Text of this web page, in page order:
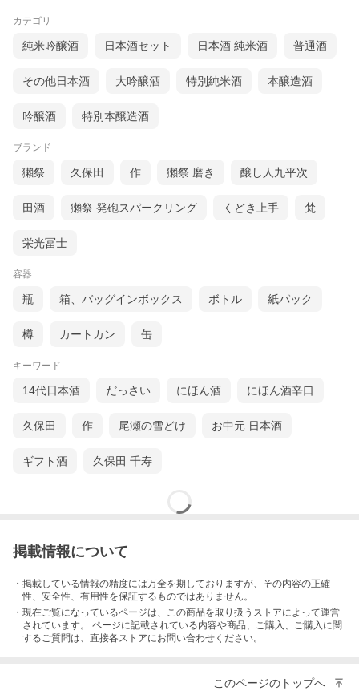
カテゴリ
純米吟醸酒 日本酒セット 日本酒 純米酒 普通酒
その他日本酒 大吟醸酒 特別純米酒 本醸造酒
吟醸酒 特別本醸造酒
ブランド
獺祭 久保田 作 獺祭 磨き 醸し人九平次
田酒 獺祭 発砲スパークリング くどき上手 梵
栄光冨士
容器
瓶 箱、バッグインボックス ボトル 紙パック
樽 カートカン 缶
キーワード
14代日本酒 だっさい にほん酒 にほん酒辛口
久保田 作 尾瀬の雪どけ お中元 日本酒
ギフト酒 久保田 千寿
掲載情報について
・掲載している情報の精度には万全を期しておりますが、その内容の正確
性、安全性、有用性を保証するものではありません。
・現在ご覧になっているページは、この商品を取り扱うストアによって運営
されています。 ページに記載されている内容や商品、ご購入 、ご購入に関
するご質問は、直接各ストアにお問い合わせください。
このページのトップへ